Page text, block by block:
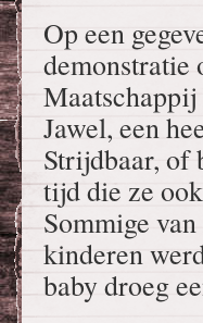
Op een
demonstratie
Jawel, een
Strijdbaar, of
tijd die ze
Sommige
kinderen
baby droeg